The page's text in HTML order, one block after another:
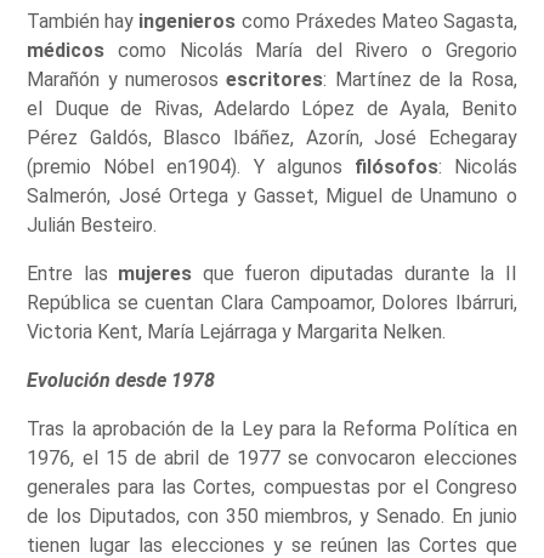
También hay ingenieros como Práxedes Mateo Sagasta,
médicoscomo Nicolás María del Rivero o Gregorio
Marañón y numerososescritores: Martínez de la Rosa,
el Duque de Rivas, Adelardo López de Ayala, Benito
Pérez Galdós, Blasco Ibáñez, Azorín, José Echegaray
(premio Nóbel en1904). Y algunos filósofos: Nicolás
Salmerón, José Ortega y Gasset, Miguel de Unamuno o
Julián Besteiro.
Entre las mujeres que fueron diputadas durante la II
República se cuentan Clara Campoamor, Dolores Ibárruri,
Victoria Kent, María Lejárraga y Margarita Nelken.
Evolución desde 1978
Tras la aprobación de la Ley para la Reforma Política en
1976, el 15 de abril de 1977 se convocaron elecciones
generales para las Cortes, compuestas por el Congreso
de los Diputados, con 350 miembros, y Senado. En junio
tienen lugar las elecciones y se reúnen las Cortes que